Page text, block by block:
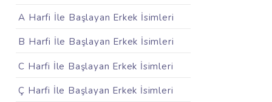
A Harfi İle Başlayan Erkek İsimleri
B Harfi İle Başlayan Erkek İsimleri
C Harfi İle Başlayan Erkek İsimleri
Ç Harfi İle Başlayan Erkek İsimleri